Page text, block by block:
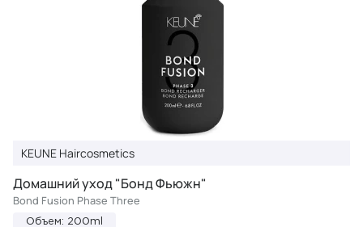
KEUNE Haircosmetics
Домашний уход "Бонд Фьюжн"
Bond Fusion Phase Three
Объем: 200ml